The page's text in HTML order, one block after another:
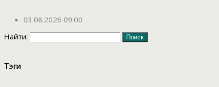
03.08.2026 09:00
Найти:
Тэги